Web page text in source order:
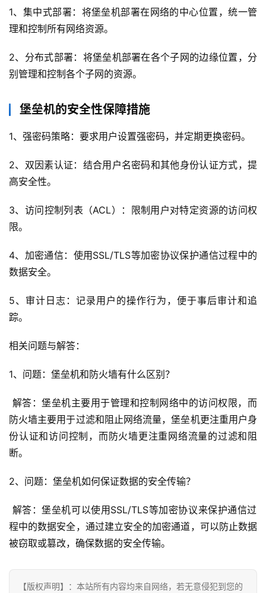
程
网
站
维
虚
主
机
行
动
态
标
签
档
1、集中式部署：将堡垒机部署在网络的中心位置，统一管
理和控制所有网络资源。
2、分布式部署：将堡垒机部署在各个子网的边缘位置，分
别管理和控制各个子网的资源。
堡垒机的安全性保障措施
1、强密码策略：要求用户设置强密码，并定期更换密码。
2、双因素认证：结合用户名密码和其他身份认证方式，提
高安全性。
3、访问控制列表（ACL）：限制用户对特定资源的访问权
限。
4、加密通信：使用SSL/TLS等加密协议保护通信过程中的
数据安全。
5、审计日志：记录用户的操作行为，便于事后审计和追
踪。
相关问题与解答：
1、问题：堡垒机和防火墙有什么区别？
防火墙主要用于过滤和阻止网络流量，堡垒机更注重用户身
份认证和访问控制，而防火墙更注重网络流量的过滤和阻
断。
2、问题：堡垒机如何保证数据的安全传输？
程中的数据安全，通过建立安全的加密通道，可以防止数据
被窃取或篡改，确保数据的安全传输。
【版权声明】：本站所有内容均来自网络，若无意侵犯到您的